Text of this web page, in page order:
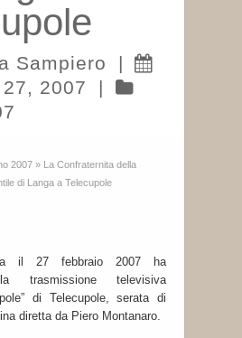
Sampiero
|
2007
|
2007 » La Confraternita della
di Langa a Telecupole
il 27 febbraio 2007 ha
trasmissione televisiva
di Telecupole, serata di
diretta da Piero Montanaro.